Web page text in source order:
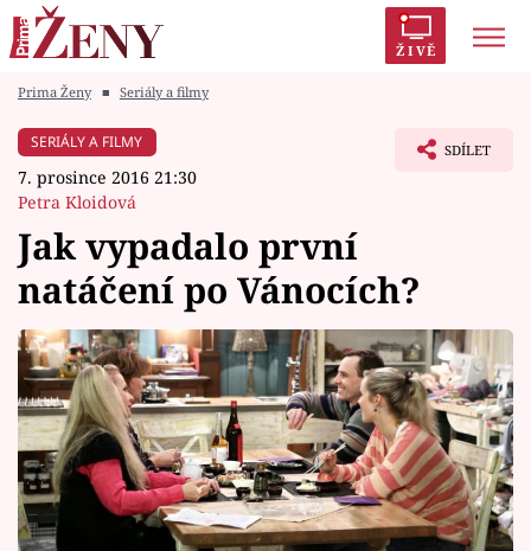
ŽIVĚ
Módní alarm
Témata
Celebrity
Vztahy
Seriály
Horoskopy
Prima Ženy ■ Seriály a filmy
SERIÁLY A FILMY
7. prosince 2016 21:30
Petra Kloidová
SDÍLET
Jak vypadalo první
natáčení po Vánocích?